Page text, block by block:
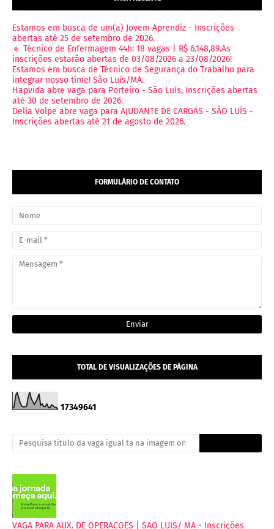
Estamos em busca de um(a) Jovem Aprendiz - Inscrições
abertas até 25 de setembro de 2026.
🔹 Técnico de Enfermagem 44h: 18 vagas | R$ 6.148,89.As
inscrições estarão abertas de 03/08/2026 a 23/08/2026!
Estamos em busca de Técnico de Segurança do Trabalho para
integrar nosso time! São Luís/MA.
Hapvida abre vaga para Porteiro - São Luís, Inscrições abertas
até 30 de setembro de 2026.
Della Volpe abre vaga para AJUDANTE DE CARGAS - SÃO LUÍS -
Inscrições abertas até 21 de agosto de 2026.
FORMULÁRIO DE CONTATO
TOTAL DE VISUALIZAÇÕES DE PÁGINA
17349641
VAGA PARA AUX. DE OPERACOES | SAO LUIS/ MA - Inscrições